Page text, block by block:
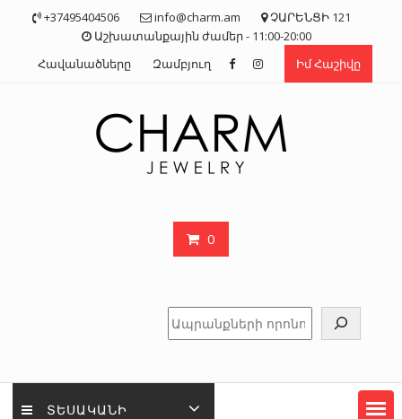
+37495404506 info@charm.am
ՉԱՐԵՆՑԻ 121
Աշխատանքային ժամեր - 11:00-20:00
Հավանածները
Զամբյուղ Իմ Հաշիվը
0
Որոնել
ՏԵՍԱԿԱՆԻ